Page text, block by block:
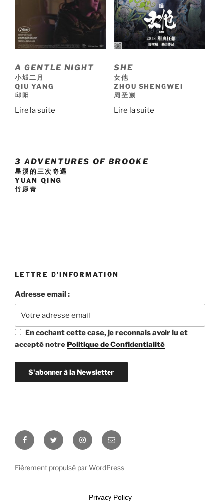
A GENTLE NIGHT
小城二月
QIU YANG
邱阳
Lire la suite
SHE
女他
ZHOU SHENGWEI
周圣崴
Lire la suite
3 ADVENTURES OF BROOKE
星溪的三次奇遇
YUAN QING
竹原青
LETTRE D’INFORMATION
Adresse email :
En cochant cette case, je reconnais avoir lu et
accepté notre Politique de Confidentialité
FacebookTwitter Instagram
E-
mail
Fièrement propulsé par WordPress
Privacy Policy